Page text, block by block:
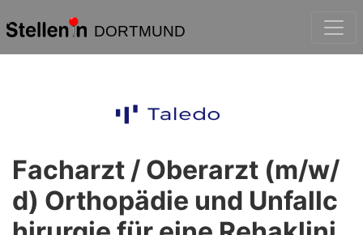
DORTMUND
Facharzt / Oberarzt (m/w/
d) Orthopädie und Unfallc